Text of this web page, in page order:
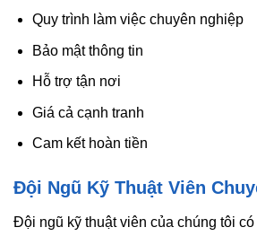
Quy trình làm việc chuyên nghiệp
Bảo mật thông tin
Hỗ trợ tận nơi
Giá cả cạnh tranh
Cam kết hoàn tiền
Đội Ngũ Kỹ Thuật Viên
Đội ngũ kỹ thuật viên của chúng tôi